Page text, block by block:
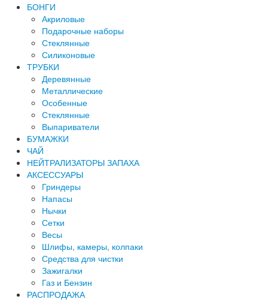
БОНГИ
Акриловые
Подарочные наборы
Стеклянные
Силиконовые
ТРУБКИ
Деревянные
Металлические
Особенные
Стеклянные
Выпариватели
БУМАЖКИ
ЧАЙ
НЕЙТРАЛИЗАТОРЫ ЗАПАХА
АКСЕССУАРЫ
Гриндеры
Напасы
Нычки
Сетки
Весы
Шлифы, камеры, колпаки
Средства для чистки
Зажигалки
Газ и Бензин
РАСПРОДАЖА